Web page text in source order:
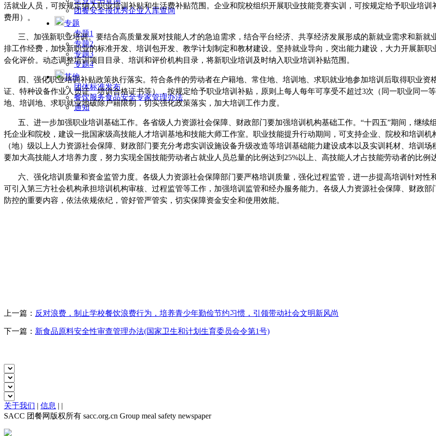
团餐安全报优秀企业入库查询
专题
专题1
专题2
专题3
专题4
其他
团体标准发布
餐饮服务食品安全专家管理办法
通知
活就业人员，可按规定纳入职业培训补贴和生活费补贴范围。企业和院校组织开展职业技能竞赛实训，可按规定给予职业培
费用）。
三、加强新职业培训。 要结合高质量发展对技能人才的急迫需求，结合平台经济、共享经济发展形成的新就业需求和新
排工作经费，加快新职业的标准开发、培训包开发、教学计划制定和教材建设。坚持就业导向，突出能力建设，大力开展新
会化评价。动态调整培训项目目录、培训和评价机构目录，将新职业培训及时纳入职业培训补贴范围。
四、强化职业培训补贴政策执行落实。 符合条件的劳动者在户籍地、常住地、培训地、求职就业地参加培训后取得职业
证、特种设备作业人员证、培训合格证书等），按规定给予职业培训补贴，原则上每人每年可享受不超过3次（同一职业同一
地、培训地、求职就业地破除户籍限制，切实强化政策落实，加大培训工作力度。
五、进一步加强职业培训基础工作。 各省级人力资源社会保障、财政部门要加强培训机构基础工作。“十四五”期间，继
托企业和院校，建设一批国家级高技能人才培训基地和技能大师工作室。职业技能提升行动期间，可支持企业、院校和培训
（地）级以上人力资源社会保障、财政部门要充分考虑实训设施设备升级改造等培训基础能力建设成本以及实训耗材、培训
要加大高技能人才培养力度，努力实现全国技能劳动者占就业人员总量的比例达到25%以上、高技能人才占技能劳动者的比例
六、强化培训质量和资金监管力度。 各级人力资源社会保障部门要严格培训质量，强化过程监管，进一步提高培训针对
可引入第三方社会机构承担培训机构审核、过程监管等工作，加强培训监管和经办服务能力。各级人力资源社会保障、财政
防控的重要内容，依法依规依纪，管好管严管实，切实保障资金安全和使用效能。
上一篇： 反对浪费，制止学校餐饮浪费行为，培养青少年勤俭节约习惯，引领带动社会文明新风尚
下一篇： 新食品原料安全性审查管理办法(国家卫生和计划生育委员会令第1号)
关于我们 | 信息 | |
SACC 团餐网版权所有 sacc.org.cn Group meal safety newspaper